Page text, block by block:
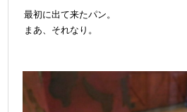
最初に出て来たパン。
まあ、それなり。